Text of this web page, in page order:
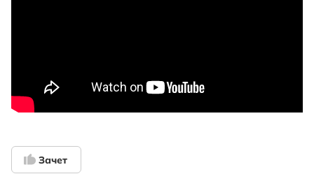
Зачет